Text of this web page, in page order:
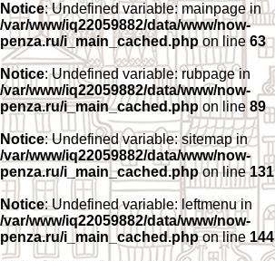
Notice: Undefined variable: mainpage in
/var/www/iq22059882/data/www/now-
penza.ru/i_main_cached.php on line 63
Notice: Undefined variable: rubpage in
/var/www/iq22059882/data/www/now-
penza.ru/i_main_cached.php on line 89
Notice: Undefined variable: sitemap in
/var/www/iq22059882/data/www/now-
penza.ru/i_main_cached.phpon line131
Notice: Undefined variable: leftmenu in
/var/www/iq22059882/data/www/now-
penza.ru/i_main_cached.phpon line 144